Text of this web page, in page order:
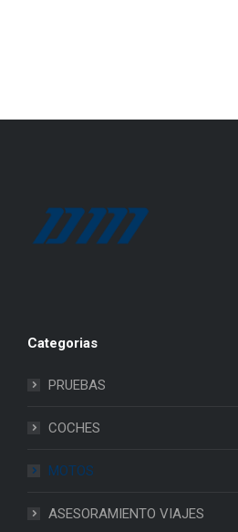
Categorias
PRUEBAS
COCHES
MOTOS
ASESORAMIENTO VIAJES